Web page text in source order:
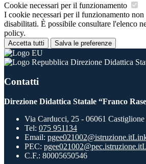
Cookie necessari per il funzionamento
I cookie necessari per il funzionamento non
disabilitati. È possibile consultare l'elenco
policy.
Accetta tutti Salva le preferenze
Direzione Didattica
Contatti
Direzione Didattica Statale “Franco
Via Carducci, 25 - 06061
Tel: 075 951134
Email: pgee021002@istruzione.it
PEC: pgee021002@pec.istruzione.it
C.F.: 80005650546